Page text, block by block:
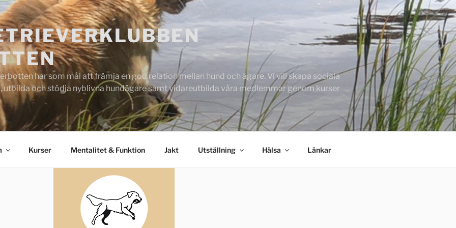
har som mål att främja en god relation mellan hund och ägare. Vi vill skapa sociala
och stödja nyblivna hundägare samt vidareutbilda våra medlemmar genom kurser
Kurser Mentalitet & Funktion Jakt Utställning Hälsa Länkar